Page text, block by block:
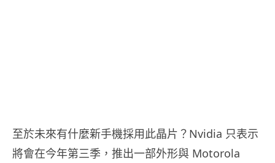
至於未來有什麼新手機採用此晶片？Nvidia 只表示
將會在今年第三季，推出一部外形與 Motorola